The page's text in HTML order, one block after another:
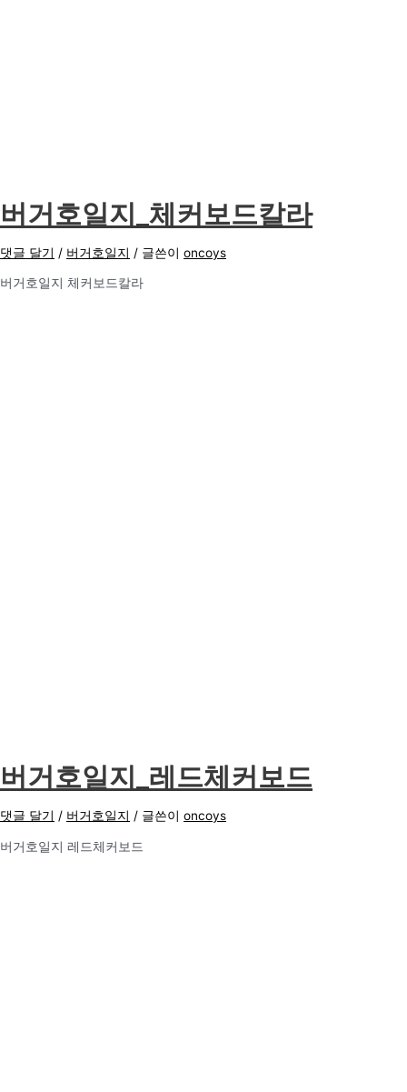
버거호일지_체커보드칼라
댓글 달기 / 버거호일지 / 글쓴이 oncoys
버거호일지 체커보드칼라
버거호일지_레드체커보드
댓글 달기 / 버거호일지 / 글쓴이 oncoys
버거호일지 레드체커보드